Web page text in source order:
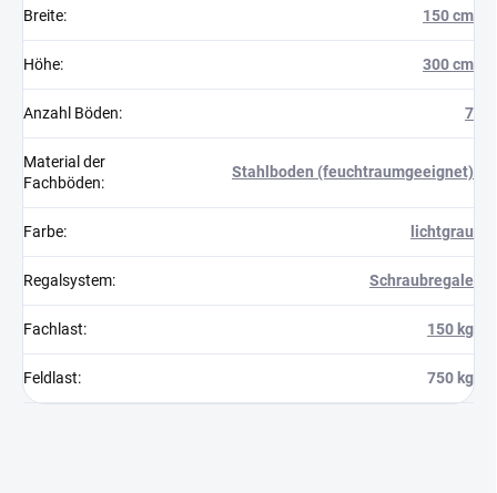
Breite: 150 cm
Höhe: 300 cm
Anzahl Böden: 7
Material der
Fachböden:
Stahlboden (feuchtraumgeeignet)
Farbe: lichtgrau
Regalsystem: Schraubregale
Fachlast: 150 kg
Feldlast: 750 kg